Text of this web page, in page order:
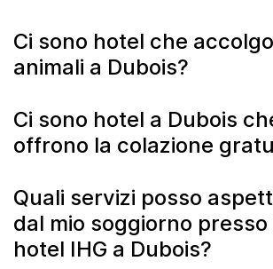
Ci sono hotel che
animali a Dubois?
Ci sono hotel a Dubois
offrono la colazione
Quali servizi posso
dal mio soggiorno presso
hotel IHG a Dubois?